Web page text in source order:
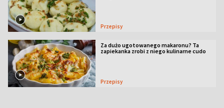
Przepisy
Za dużo ugotowanego makaronu? Ta
zapiekanka zrobi z niego kulinarne cudo
Przepisy